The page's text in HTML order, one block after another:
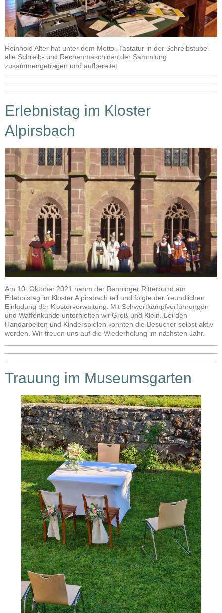
Reinhold Alter hat unter dem Motto „Tastatur in der Schreibstube“
alle Schreib- und Rechenmaschinen der Sammlung
zusammengetragen und aufbereitet.
Erlebnistag im Kloster
Alpirsbach
Am 10. Oktober 2021 nahm der Renninger Ritterbund am
Erlebnistag im Kloster Alpirsbach teil und folgte der freundlichen
Einladung der Klosterverwaltung. Mit Schwertkampfvorführungen
und Waffenkunde unterhielten wir Groß und Klein. Bei den
Handarbeiten und Kinderspielen konnten die Besucher selbst aktiv
werden. Wir freuen uns auf die Wiederholung im nächsten Jahr.
Trauung im Museumsgarten